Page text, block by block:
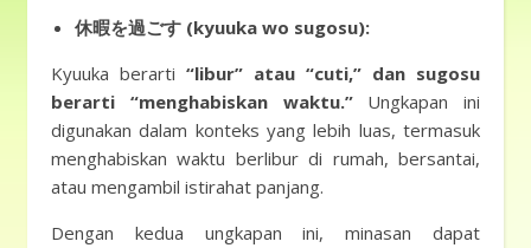
休暇を過ごす (kyuuka wo sugosu):
Kyuuka berarti “libur” atau “cuti,” dan sugosu
berarti “menghabiskan waktu.” Ungkapan ini
digunakan dalam konteks yang lebih luas, termasuk
menghabiskan waktu berlibur di rumah, bersantai,
atau mengambil istirahat panjang.
Dengan kedua ungkapan ini, minasan dapat